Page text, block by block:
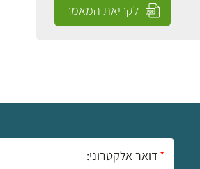
לקריאת המאמר
אימייל: